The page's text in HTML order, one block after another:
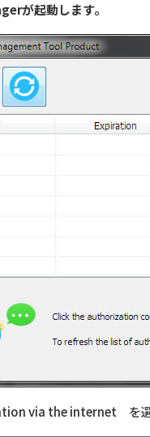
が起動します。
via the internet を選